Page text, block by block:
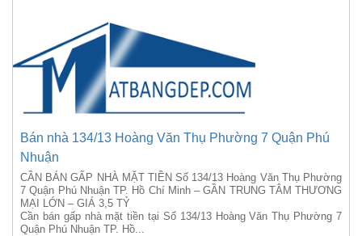
Bán nhà 134/13 Hoàng Văn Thụ Phường 7 Quận Phú
Nhuận
CẦN BÁN GẤP NHÀ MẶT TIỀN Số 134/13 Hoàng Văn Thụ Phường
7 Quận Phú Nhuận TP. Hồ Chí Minh – GẦN TRUNG TÂM THƯƠNG
MẠI LỚN – GIÁ 3,5 TỶ
Cần bán gấp nhà mặt tiền tại Số 134/13 Hoàng Văn Thụ Phường 7
Quận Phú Nhuận TP. Hồ...